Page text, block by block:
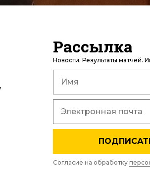
Рассылка
Новости. Результаты матчей.
Согласие на обработку